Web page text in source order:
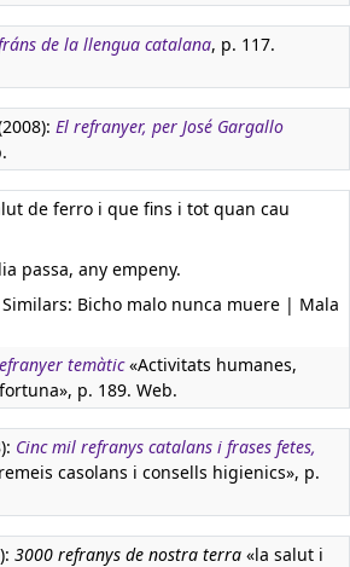
de la llengua catalana, p. 117.
El refranyer, per José Gargallo
de ferro i que fins i tot quan cau
passa, any empeny.
Similars: Bicho malo nunca muere | Mala
temàtic«Activitats humanes,
p. 189. Web.
Cinc mil refranys catalans i frases fetes,
casolans i consells higienics», p.
3000 refranys de nostra terra «la salut i